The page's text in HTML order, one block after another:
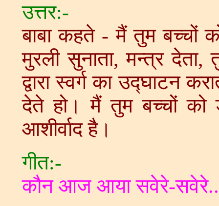
उत्तर:-
बाबा कहते - मैं तुम बच्चों
मुरली सुनाता, मन्त्र देता,
द्वारा स्वर्ग का उद्घाटन
देते हो। मैं तुम बच्चों को
आशीर्वाद है।
गीत:-
कौन आज आया सवेरे-